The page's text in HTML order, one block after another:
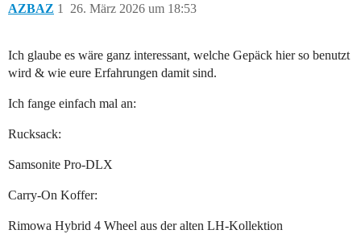
AZBAZ 26. März 2026 um 18:53
1
Ich glaube es wäre ganz interessant, welche Gepäck hier so benutzt
wird & wie eure Erfahrungen damit sind.
Ich fange einfach mal an:
Rucksack:
Samsonite Pro-DLX
Carry-On Koffer:
Rimowa Hybrid 4 Wheel aus der alten LH-Kollektion